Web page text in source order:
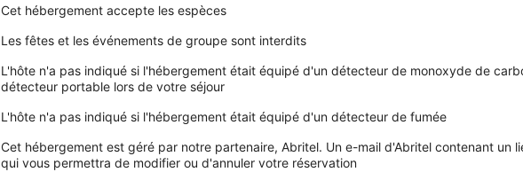
- radio
Espace extérieur
- gril / barbecue: gril / barbecue
Environs
- Centre ville le plus proche: 15,0 km
- Épicerie: 6,0 km
Cet hébergement accepte les espèces
Les fêtes et les événements de groupe sont interdits
L'hôte n'a pas indiqué si l'hébergement était équipé d'un détecteur de monoxyde de
détecteur portable lors de votre séjour
L'hôte n'a pas indiqué si l'hébergement était équipé d'un détecteur de fumée
Cet hébergement est géré par notre partenaire, Abritel. Un e-mail d'Abritel contenant un
qui vous permettra de modifier ou d'annuler votre réservation